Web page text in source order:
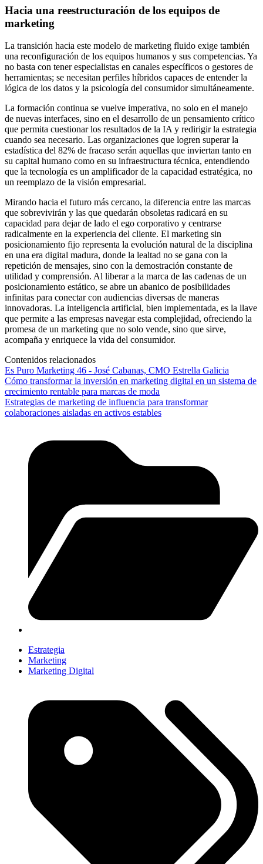
Hacia una reestructuración de los equipos de
marketing
La transición hacia este modelo de marketing fluido exige también
una reconfiguración de los equipos humanos y sus competencias. Ya
no basta con tener especialistas en canales específicos o gestores de
herramientas; se necesitan perfiles híbridos capaces de entender la
lógica de los datos y la psicología del consumidor simultáneamente.
La formación continua se vuelve imperativa, no solo en el manejo
de nuevas interfaces, sino en el desarrollo de un pensamiento crítico
que permita cuestionar los resultados de la IA y redirigir la estrategia
cuando sea necesario. Las organizaciones que logren superar la
estadística del 82% de fracaso serán aquellas que inviertan tanto en
su capital humano como en su infraestructura técnica, entendiendo
que la tecnología es un amplificador de la capacidad estratégica, no
un reemplazo de la visión empresarial.
Mirando hacia el futuro más cercano, la diferencia entre las marcas
que sobrevivirán y las que quedarán obsoletas radicará en su
capacidad para dejar de lado el ego corporativo y centrarse
radicalmente en la experiencia del cliente. El marketing sin
posicionamiento fijo representa la evolución natural de la disciplina
en una era digital madura, donde la lealtad no se gana con la
repetición de mensajes, sino con la demostración constante de
utilidad y comprensión. Al liberar a la marca de las cadenas de un
posicionamiento estático, se abre un abanico de posibilidades
infinitas para conectar con audiencias diversas de maneras
innovadoras. La inteligencia artificial, bien implementada, es la llave
que permite a las empresas navegar esta complejidad, ofreciendo la
promesa de un marketing que no solo vende, sino que sirve,
acompaña y enriquece la vida del consumidor.
Contenidos relacionados
Es Puro Marketing 46 - José Cabanas, CMO Estrella Galicia
Cómo transformar la inversión en marketing digital en un sistema de
crecimiento rentable para marcas de moda
Estrategias de marketing de influencia para transformar
colaboraciones aisladas en activos estables
Estrategia
Marketing
Marketing Digital